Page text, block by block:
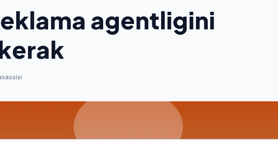
agentligini